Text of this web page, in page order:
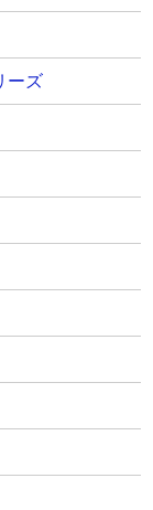
ーズ